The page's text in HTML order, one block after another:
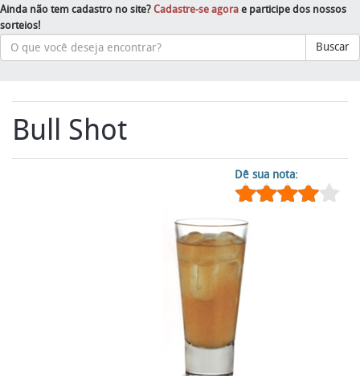
Ainda não tem cadastro no site? Cadastre-se agora e participe dos nossos
sorteios!
Buscar
Bull Shot
Dê sua nota: